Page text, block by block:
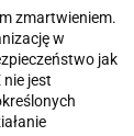
zmartwieniem.
w
jak
jest